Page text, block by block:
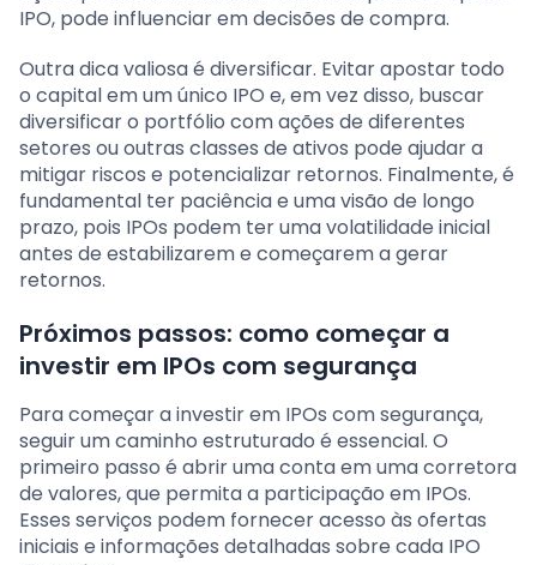
IPO, pode influenciar em decisões de compra.
Outra dica valiosa é diversificar. Evitar apostar todo
o capital em um único IPO e, em vez disso, buscar
diversificar o portfólio com ações de diferentes
setores ou outras classes de ativos pode ajudar a
mitigar riscos e potencializar retornos. Finalmente, é
fundamental ter paciência e uma visão de longo
prazo, pois IPOs podem ter uma volatilidade inicial
antes de estabilizarem e começarem a gerar
retornos.
Próximos passos: como começar a
investir em IPOs com segurança
Para começar a investir em IPOs com segurança,
seguir um caminho estruturado é essencial. O
primeiro passo é abrir uma conta em uma corretora
de valores, que permita a participação em IPOs.
Esses serviços podem fornecer acesso às ofertas
iniciais e informações detalhadas sobre cada IPO